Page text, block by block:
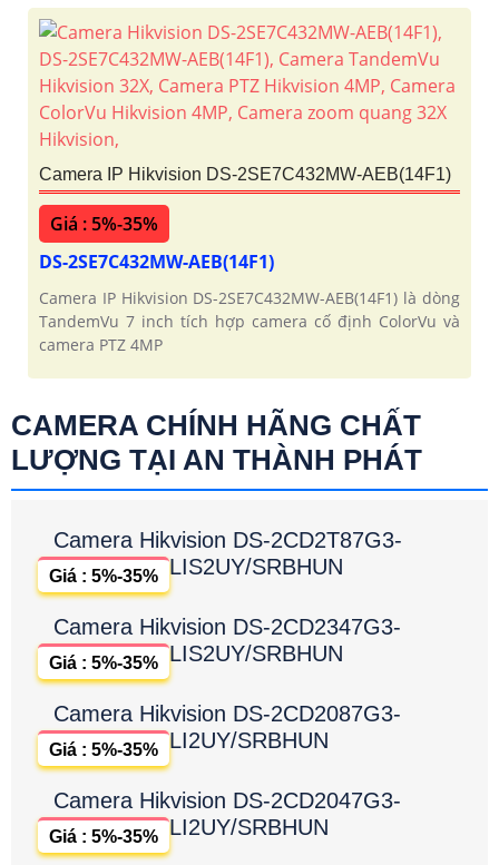
Camera IP Hikvision DS-2SE7C432MW-AEB(14F1)
Giá : 5%-35%
DS-2SE7C432MW-AEB(14F1)
Camera IP Hikvision DS-2SE7C432MW-AEB(14F1) là dòng
TandemVu 7 inch tích hợp camera cố định ColorVu và
camera PTZ 4MP
CAMERA CHÍNH HÃNG CHẤT
LƯỢNG TẠI AN THÀNH PHÁT
Camera Hikvision DS-2CD2T87G3-
LIS2UY/SRBHUN
Giá : 5%-35%
Camera Hikvision DS-2CD2347G3-
LIS2UY/SRBHUN
Giá : 5%-35%
Camera Hikvision DS-2CD2087G3-
LI2UY/SRBHUN
Giá : 5%-35%
Camera Hikvision DS-2CD2047G3-
LI2UY/SRBHUN
Giá : 5%-35%